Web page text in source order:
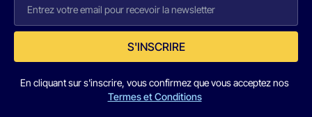
S'INSCRIRE
En cliquant sur s'inscrire, vous confirmez que vous acceptez nos
Termes et Conditions